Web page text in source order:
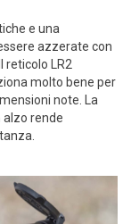
e una
azzerate con
reticolo LR2
molto bene per
note. La
alzo rende